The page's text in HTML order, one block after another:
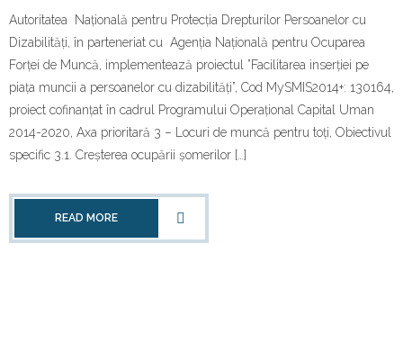
Autoritatea Națională pentru Protecția Drepturilor Persoanelor cu
Dizabilități, în parteneriat cu Agenția Națională pentru Ocuparea
Forței de Muncă, implementează proiectul ”Facilitarea inserției pe
piața muncii a persoanelor cu dizabilități”, Cod MySMIS2014+: 130164,
proiect cofinanțat în cadrul Programului Operațional Capital Uman
2014-2020, Axa prioritară 3 – Locuri de muncă pentru toți, Obiectivul
specific 3.1. Creșterea ocupării șomerilor […]
READ MORE